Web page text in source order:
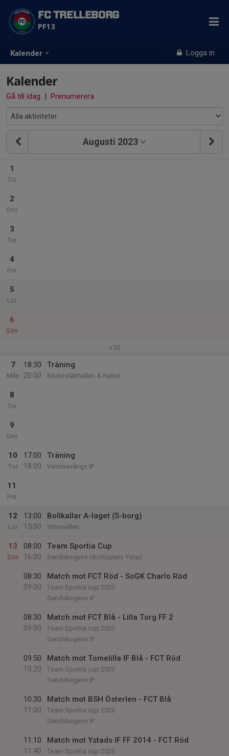
Kalender Logga in
FC TRELLEBORG
PF13
Kalender
Gå till idag | Prenumerera
Augusti 2023
1
Tis
2
Ons
3
Tor
4
Fre
5
Lör
6
Sön
v.32
7
Mån
18:30
20:00
Träning
Söderslätthallen A-hallen
8
Tis
9
Ons
10
Tor
17:00
18:00
Träning
Västerevångs IP
11
Fre
12
Lör
13:00
15:00
Bollkallar A-laget (S-borg)
Ymorvallen
13
Sön
08:00
16:00
Team Sportia Cup
Sandskogens Idrottsplats Ystad
08:30
09:00
Match mot FCT Röd - SoGK Charlo Röd
Team Sportia cup 2023
Sandskogens IP
08:30
09:00
Match mot FCT Blå - Lilla Torg FF 2
Team Sportia cup 2023
Sandskogens IP
09:50
10:20
Match mot Tomelilla IF Blå - FCT Röd
Team Sportia cup 2023
Sandskogens IP
10:30
11:00
Match mot BSH Österlen - FCT Blå
Team Sportia cup 2023
Sandskogens IP
11:10
11:40
Match mot Ystads IF FF 2014 - FCT Röd
Team Sportia cup 2023